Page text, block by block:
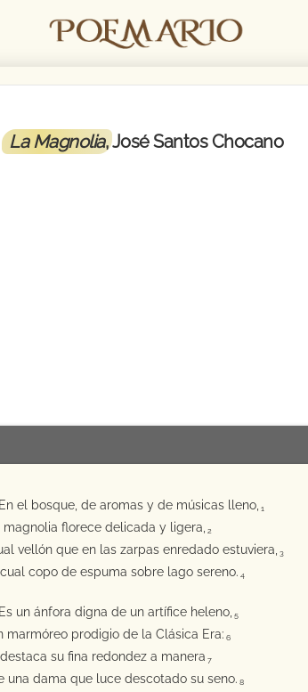
La Magnolia, José Santos Chocano
En el bosque, de aromas y de músicas lleno, 1
magnolia florece delicada y ligera, 2
vellón que en las zarpas enredado estuviera, 3
copo de espuma sobre lago sereno. 4
Es un ánfora digna de un artífice heleno, 5
marmóreo prodigio de la Clásica Era: 6
su fina redondez a manera 7
una dama que luce descotado su seno. 8